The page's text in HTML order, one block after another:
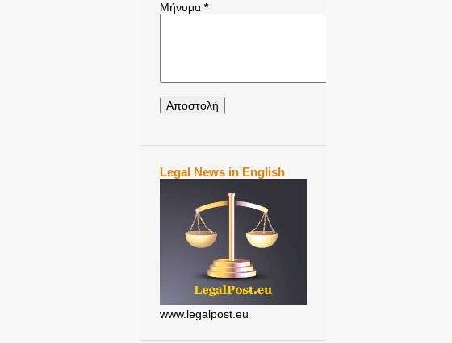
Μήνυμα *
Legal News in English
www.legalpost.eu